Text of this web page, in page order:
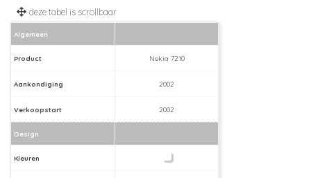
Algemeen
Product Nokia 7210
Aankondiging 2002
Verkoopstart 2002
Design
Kleuren